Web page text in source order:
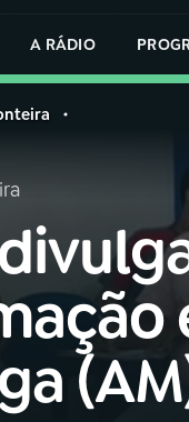
A RÁDIO
VIVO